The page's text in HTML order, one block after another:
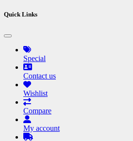
Quick Links
Special
Contact us
Wishlist
Compare
My account